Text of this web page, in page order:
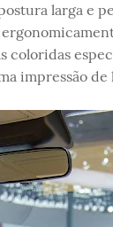
larga e
impressão de